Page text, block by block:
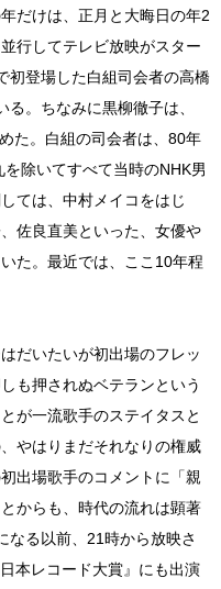
だけは、正月と大晦日の年2
行してテレビ放映がスター
初登場した白組司会者の高橋
。ちなみに黒柳徹子は、
た。白組の司会者は、80年
除いてすべて当時のNHK男
ては、中村メイコをはじ
佐良直美といった、女優や
た。最近では、ここ10年程
だいたいが初出場のフレッ
も押されぬベテランという
が一流歌手のステイタスと
やはりまだそれなりの権威
出場歌手のコメントに「親
からも、時代の流れは顕著
なる以前、21時から放映さ
本レコード大賞』にも出演